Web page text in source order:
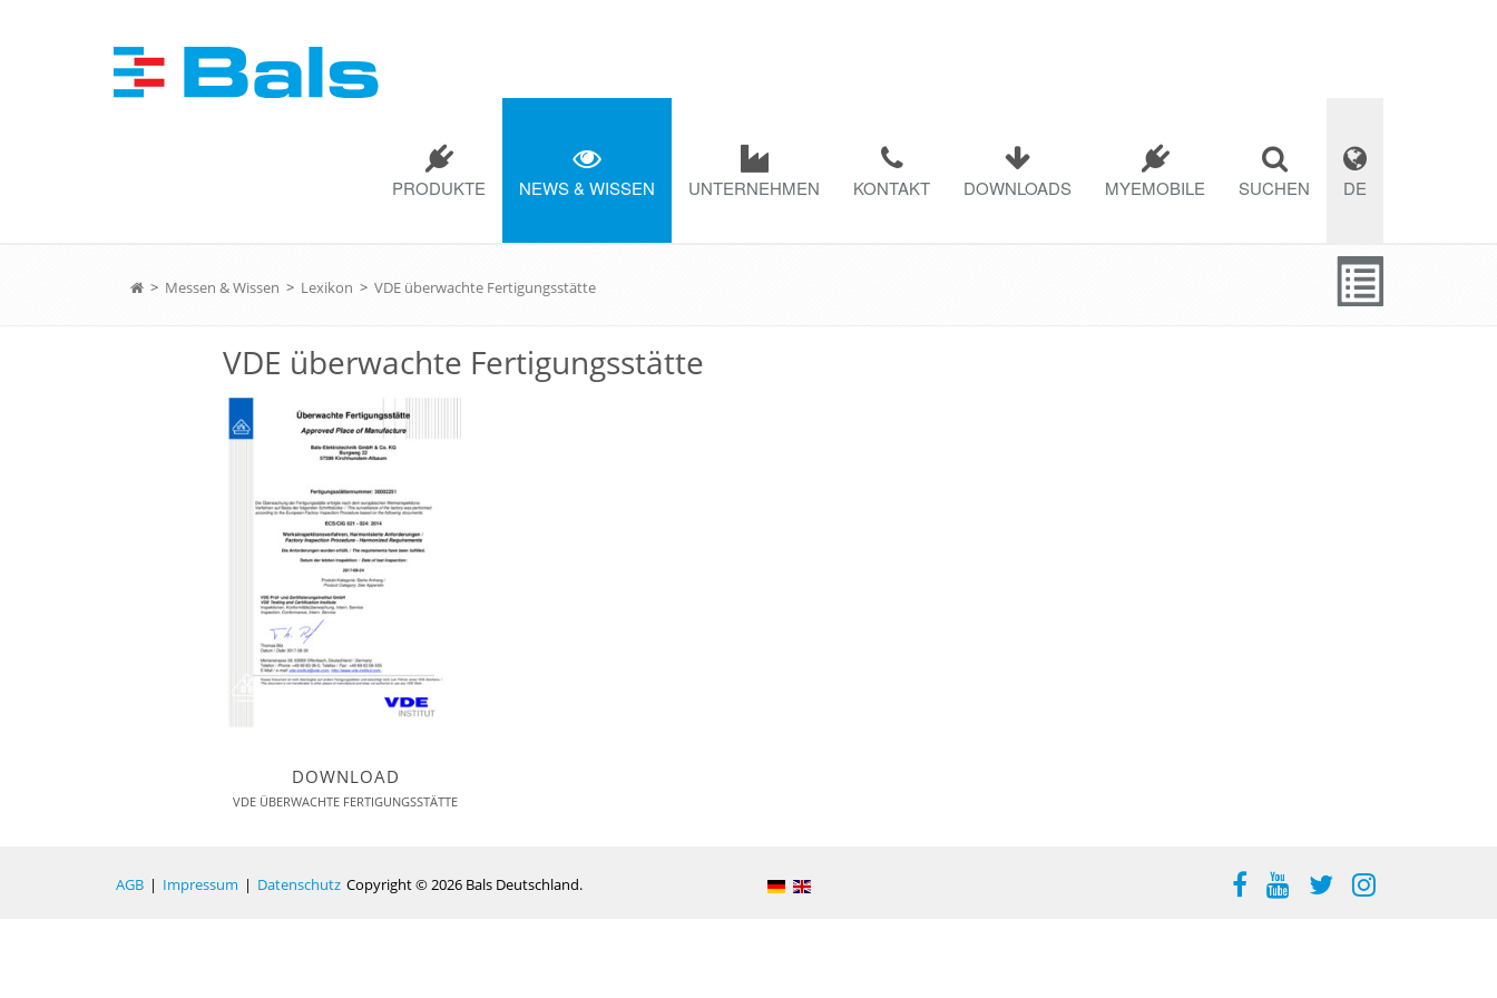
PRODUKTE NEWS & WISSEN UNTERNEHMEN KONTAKT DOWNLOADS MYEMOBILE SUCHEN DE
> Messen & Wissen > Lexikon > VDE überwachte Fertigungsstätte
VDE überwachte Fertigungsstätte
DOWNLOAD
VDE ÜBERWACHTE FERTIGUNGSSTÄTTE
AGB | Impressum | Datenschutz Copyright © 2026 Bals Deutschland.